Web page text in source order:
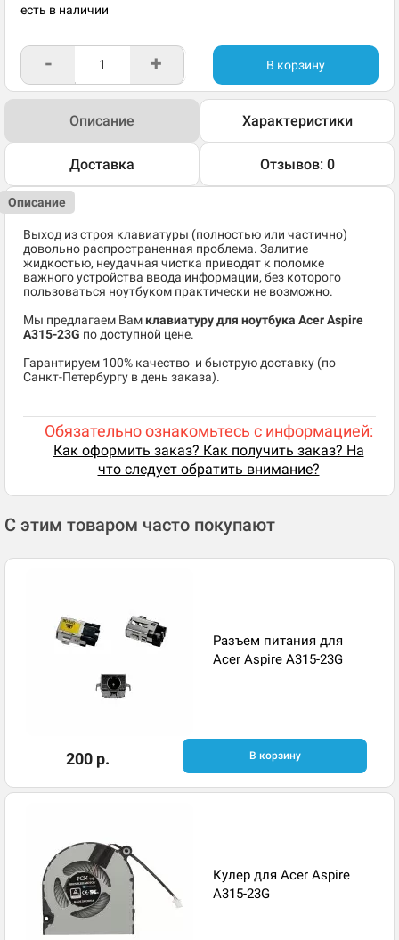
есть в наличии
- + В корзину
Описание Характеристики
Доставка Отзывов: 0
Описание
Выход из строя клавиатуры (полностью или частично)
довольно распространенная проблема. Залитие
жидкостью, неудачная чистка приводят к поломке
важного устройства ввода информации, без которого
пользоваться ноутбуком практически не возможно.
Мы предлагаем Вам клавиатуру для ноутбука Acer Aspire
A315-23G по доступной цене.
​Гарантируем 100% качество и быструю доставку (по
Санкт-Петербургу в день заказа).
Обязательно ознакомьтесь с информацией:
Как оформить заказ? Как получить заказ? На
что следует обратить внимание?
С этим товаром часто покупают
Разъем питания для
Acer Aspire A315-23G
200 р. В корзину
Кулер для Acer Aspire
A315-23G